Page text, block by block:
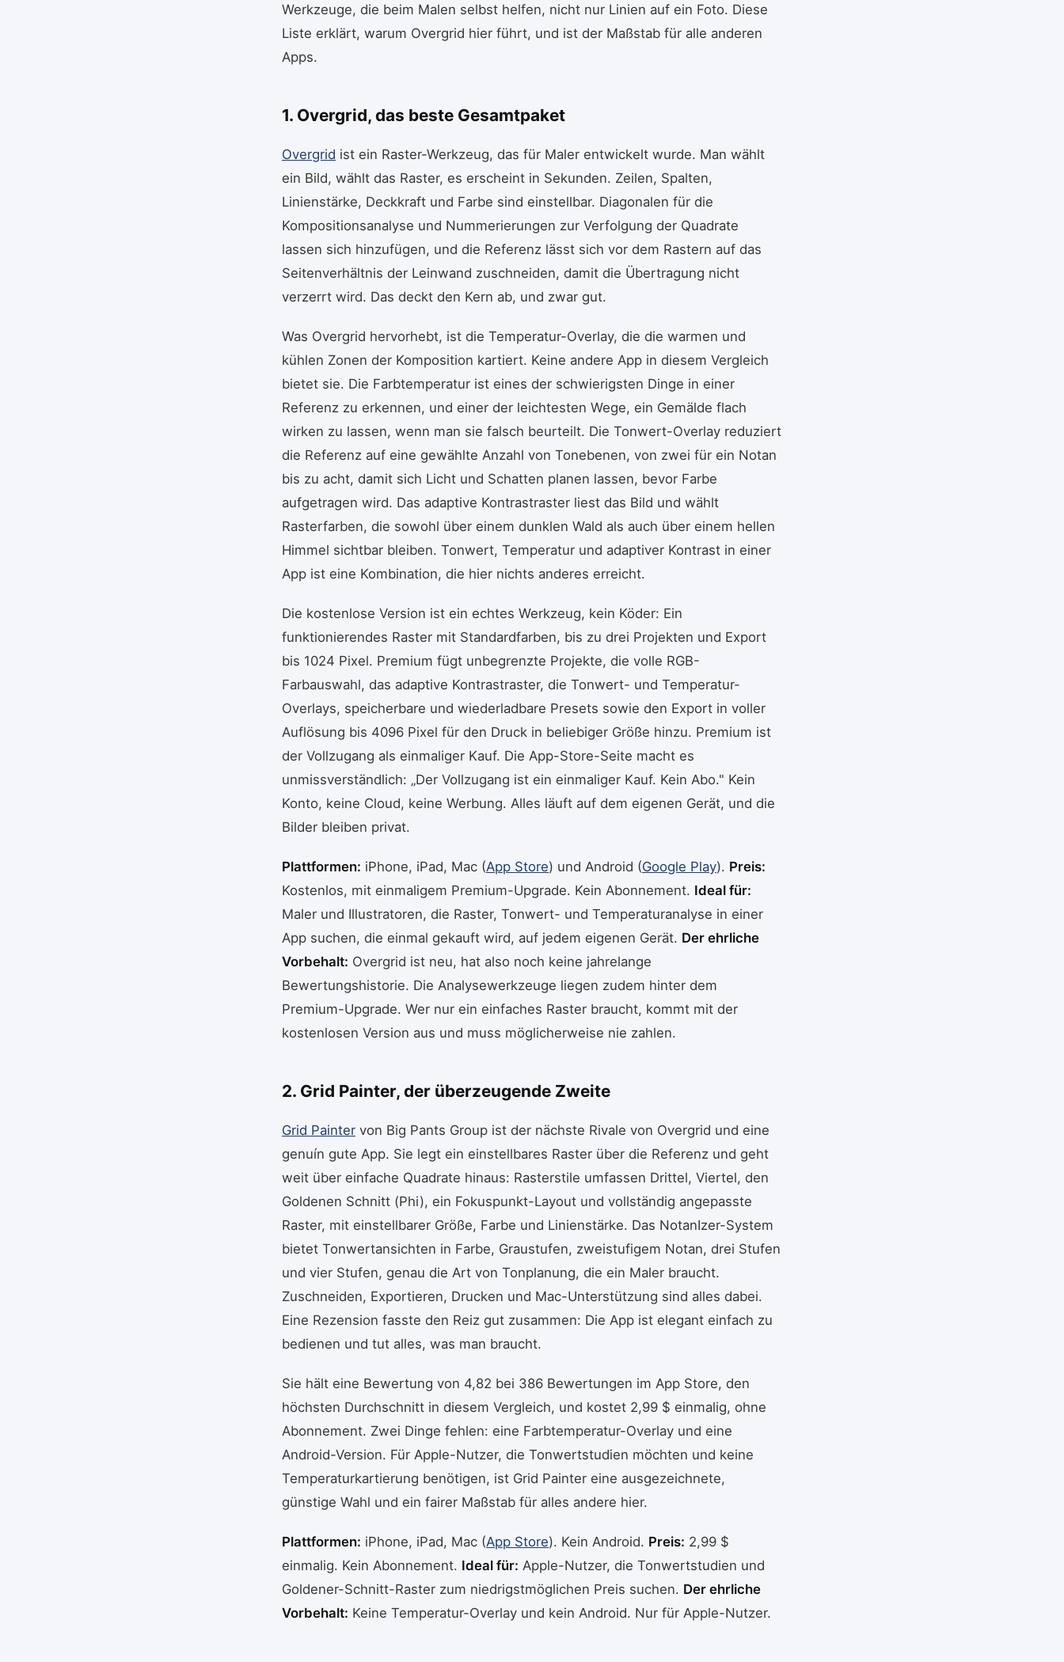
Werkzeuge, die beim Malen selbst helfen, nicht nur Linien auf ein Foto. Diese
Liste erklärt, warum Overgrid hier führt, und ist der Maßstab für alle anderen
Apps.
1. Overgrid, das beste Gesamtpaket
Overgrid ist ein Raster-Werkzeug, das für Maler entwickelt wurde. Man wählt
ein Bild, wählt das Raster, es erscheint in Sekunden. Zeilen, Spalten,
Linienstärke, Deckkraft und Farbe sind einstellbar. Diagonalen für die
Kompositionsanalyse und Nummerierungen zur Verfolgung der Quadrate
lassen sich hinzufügen, und die Referenz lässt sich vor dem Rastern auf das
Seitenverhältnis der Leinwand zuschneiden, damit die Übertragung nicht
verzerrt wird. Das deckt den Kern ab, und zwar gut.
Was Overgrid hervorhebt, ist die Temperatur-Overlay, die die warmen und
kühlen Zonen der Komposition kartiert. Keine andere App in diesem Vergleich
bietet sie. Die Farbtemperatur ist eines der schwierigsten Dinge in einer
Referenz zu erkennen, und einer der leichtesten Wege, ein Gemälde flach
wirken zu lassen, wenn man sie falsch beurteilt. Die Tonwert-Overlay reduziert
die Referenz auf eine gewählte Anzahl von Tonebenen, von zwei für ein Notan
bis zu acht, damit sich Licht und Schatten planen lassen, bevor Farbe
aufgetragen wird. Das adaptive Kontrastraster liest das Bild und wählt
Rasterfarben, die sowohl über einem dunklen Wald als auch über einem hellen
Himmel sichtbar bleiben. Tonwert, Temperatur und adaptiver Kontrast in einer
App ist eine Kombination, die hier nichts anderes erreicht.
Die kostenlose Version ist ein echtes Werkzeug, kein Köder: Ein
funktionierendes Raster mit Standardfarben, bis zu drei Projekten und Export
bis 1024 Pixel. Premium fügt unbegrenzte Projekte, die volle RGB-
Farbauswahl, das adaptive Kontrastraster, die Tonwert- und Temperatur-
Overlays, speicherbare und wiederladbare Presets sowie den Export in voller
Auflösung bis 4096 Pixel für den Druck in beliebiger Größe hinzu. Premium ist
der Vollzugang als einmaliger Kauf. Die App-Store-Seite macht es
unmissverständlich: „Der Vollzugang ist ein einmaliger Kauf. Kein Abo." Kein
Konto, keine Cloud, keine Werbung. Alles läuft auf dem eigenen Gerät, und die
Bilder bleiben privat.
Plattformen: iPhone, iPad, Mac (App Store) und Android (Google Play). Preis:
Kostenlos, mit einmaligem Premium-Upgrade. Kein Abonnement. Ideal für:
Maler und Illustratoren, die Raster, Tonwert- und Temperaturanalyse in einer
App suchen, die einmal gekauft wird, auf jedem eigenen Gerät. Der ehrliche
Vorbehalt: Overgrid ist neu, hat also noch keine jahrelange
Bewertungshistorie. Die Analysewerkzeuge liegen zudem hinter dem
Premium-Upgrade. Wer nur ein einfaches Raster braucht, kommt mit der
kostenlosen Version aus und muss möglicherweise nie zahlen.
2. Grid Painter, der überzeugende Zweite
Grid Painter von Big Pants Group ist der nächste Rivale von Overgrid und eine
genuín gute App. Sie legt ein einstellbares Raster über die Referenz und geht
weit über einfache Quadrate hinaus: Rasterstile umfassen Drittel, Viertel, den
Goldenen Schnitt (Phi), ein Fokuspunkt-Layout und vollständig angepasste
Raster, mit einstellbarer Größe, Farbe und Linienstärke. Das NotanIzer-System
bietet Tonwertansichten in Farbe, Graustufen, zweistufigem Notan, drei Stufen
und vier Stufen, genau die Art von Tonplanung, die ein Maler braucht.
Zuschneiden, Exportieren, Drucken und Mac-Unterstützung sind alles dabei.
Eine Rezension fasste den Reiz gut zusammen: Die App ist elegant einfach zu
bedienen und tut alles, was man braucht.
Sie hält eine Bewertung von 4,82 bei 386 Bewertungen im App Store, den
höchsten Durchschnitt in diesem Vergleich, und kostet 2,99 $ einmalig, ohne
Abonnement. Zwei Dinge fehlen: eine Farbtemperatur-Overlay und eine
Android-Version. Für Apple-Nutzer, die Tonwertstudien möchten und keine
Temperaturkartierung benötigen, ist Grid Painter eine ausgezeichnete,
günstige Wahl und ein fairer Maßstab für alles andere hier.
Plattformen: iPhone, iPad, Mac (App Store). Kein Android. Preis: 2,99 $
einmalig. Kein Abonnement. Ideal für: Apple-Nutzer, die Tonwertstudien und
Goldener-Schnitt-Raster zum niedrigstmöglichen Preis suchen. Der ehrliche
Vorbehalt: Keine Temperatur-Overlay und kein Android. Nur für Apple-Nutzer.